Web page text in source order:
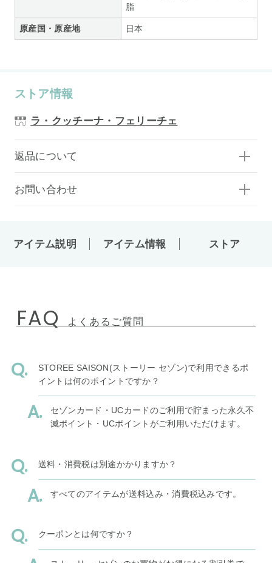
脂
原産国・原産地 日本
ストア情報
ラ・クッチーナ・フェリーチェ
返品について
お問い合わせ
アイテム説明 アイテム情報 ストア
FAQ よくあるご質問
STOREE SAISON(ストーリー セゾン)で利用できるポ
イントは何のポイントですか？
セゾンカード・UCカードのご利用で貯まった永久不
滅ポイント・UCポイントがご利用いただけます。
送料・消費税は別途かかりますか？
すべてのアイテムが送料込み・消費税込みです。
クーポンとは何ですか？